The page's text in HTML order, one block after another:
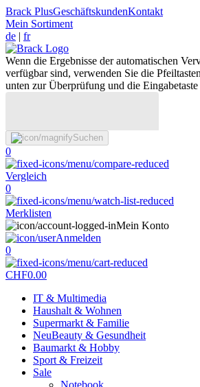
Brack PlusGeschäftskundenKontakt
Mein Sortiment
de | fr
Wenn die Ergebnisse der automatischen
verfügbar sind, verwenden Sie die
unten zur Überprüfung und die
Suchen
0
Vergleich
0
Merklisten
Mein Konto
Anmelden
0
CHF0.00
IT & Multimedia
Haushalt & Wohnen
Supermarkt & Familie
NeuBeauty & Gesundheit
Baumarkt & Hobby
Sport & Freizeit
Sale
Notebook